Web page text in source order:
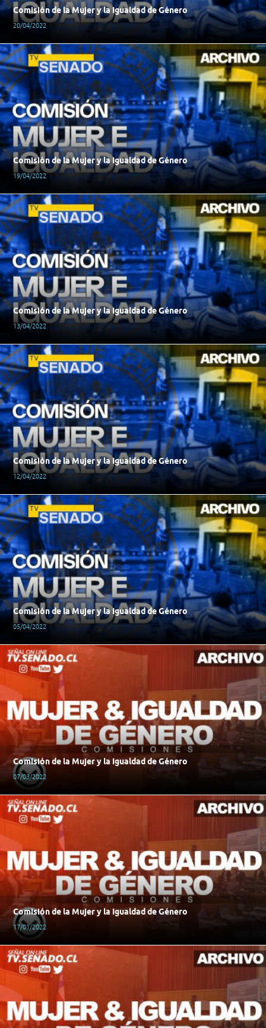
Comisión de la Mujer y la Igualdad de Género
20/04/2022
Comisión de la Mujer y la Igualdad de Género
19/04/2022
Comisión de la Mujer y la Igualdad de Género
13/04/2022
Comisión de la Mujer y la Igualdad de Género
12/04/2022
Comisión de la Mujer y la Igualdad de Género
05/04/2022
Comisión de la Mujer y la Igualdad de Género
07/03/2022
Comisión de la Mujer y la Igualdad de Género
17/01/2022